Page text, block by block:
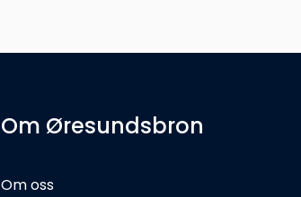
Om Øresundsbron
Om oss